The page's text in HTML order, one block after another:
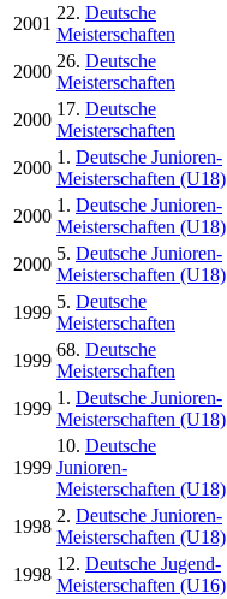
2001
22. Deutsche
Meisterschaften
2000
26. Deutsche
Meisterschaften
2000
17. Deutsche
Meisterschaften
2000
1. Deutsche Junioren-
Meisterschaften (U18)
2000
1. Deutsche Junioren-
Meisterschaften (U18)
2000
5. Deutsche Junioren-
Meisterschaften (U18)
1999
5. Deutsche
Meisterschaften
1999
68. Deutsche
Meisterschaften
1999
1. Deutsche Junioren-
Meisterschaften (U18)
1999
10. Deutsche
Junioren-
Meisterschaften (U18)
1998
2. Deutsche Junioren-
Meisterschaften (U18)
1998
12. Deutsche Jugend-
Meisterschaften (U16)